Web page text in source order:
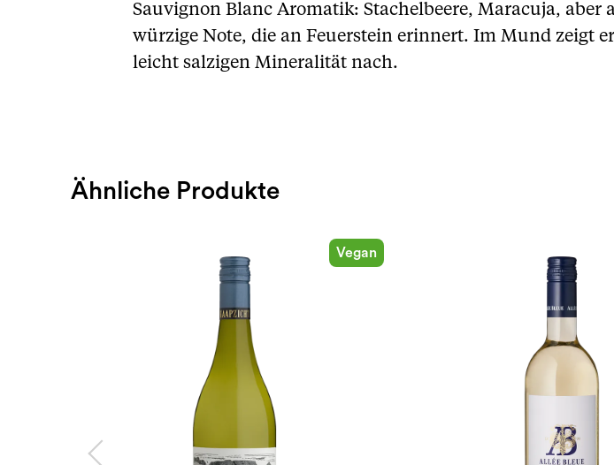
Sauvignon Blanc Aromatik: Stachelbeere, Maracuja,
würzige Note, die an Feuerstein erinnert. Im Mund zeigt
leicht salzigen Mineralität nach.
Ähnliche Produkte
Vegan